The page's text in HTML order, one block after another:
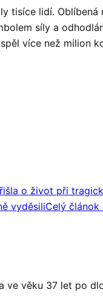
tisíce lidí.
síly a
více než milion
o život při
vyděsiliCelý
ve věku 37 let po